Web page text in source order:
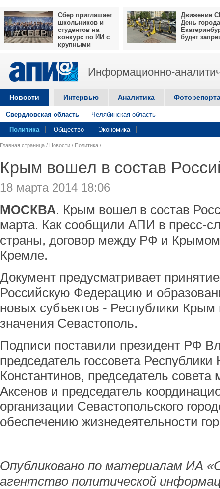
Сбер приглашает
школьников и
студентов на
конкурс по ИИ с
крупными
Движение
День города
будет
Информационно-
Новости Интервью Аналитика
Свердловская область Челябинская область
Политика Общество Экономика
Главная страница / Новости / Политика /
Крым вошел в состав
18 марта 2014 18:06
МОСКВА. Крым вошел в состав
марта. Как сообщили АПИ в пресс-
страны, договор между РФ и Крымом
Кремле.
Документ предусматривает
Российскую Федерацию и
новых субъектов - Республики Крым
значения Севастополь.
Подписи поставили президент РФ
председатель госсовета
Константинов, председатель
Аксенов и председатель
организации Севастопольского
обеспечению жизнедеятельности
Опубликовано по материалам ИА
агентство политической